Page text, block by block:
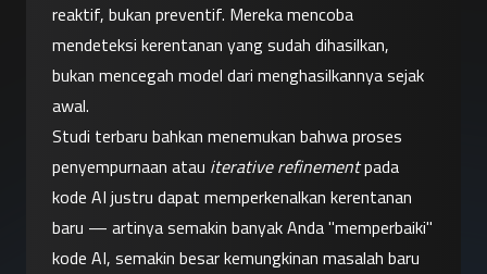
reaktif, bukan preventif. Mereka mencoba
mendeteksi kerentanan yang sudah dihasilkan,
bukan mencegah model dari menghasilkannya sejak
awal.
Studi terbaru bahkan menemukan bahwa proses
penyempurnaan atau iterative refinement pada
kode AI justru dapat memperkenalkan kerentanan
baru — artinya semakin banyak Anda "memperbaiki"
kode AI, semakin besar kemungkinan masalah baru